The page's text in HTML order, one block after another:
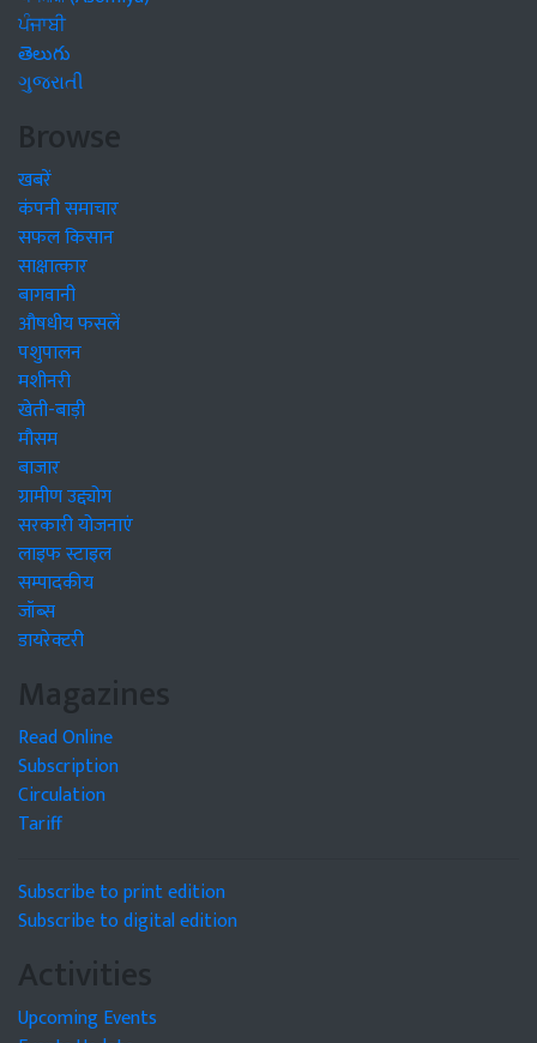
ਪੰਜਾਬੀ
తెలుగు
ગુજરાતી
Browse
खबरें
कंपनी समाचार
सफल किसान
साक्षात्कार
बागवानी
औषधीय फसलें
पशुपालन
मशीनरी
खेती-बाड़ी
मौसम
बाजार
ग्रामीण उद्द्योग
सरकारी योजनाएं
लाइफ स्टाइल
सम्पादकीय
जॉब्स
डायरेक्टरी
Magazines
Read Online
Subscription
Circulation
Tariff
Subscribe to print edition
Subscribe to digital edition
Activities
Upcoming Events